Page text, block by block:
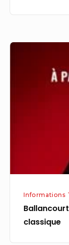
Ballancourt-
Informations
classique